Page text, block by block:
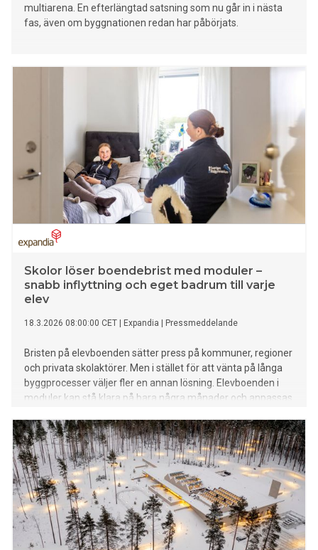
multiarena. En efterlängtad satsning som nu går in i nästa
fas, även om byggnationen redan har påbörjats.
Skolor löser boendebrist med moduler –
snabb inflyttning och eget badrum till varje
elev
18.3.2026 08:00:00 CET Expandia Pressmeddelande
Bristen på elevboenden sätter press på kommuner, regioner
och privata skolaktörer. Men i stället för att vänta på långa
byggprocesser väljer fler en annan lösning. Elevboenden i
moduler kan stå klara på bara några månader och anpassas